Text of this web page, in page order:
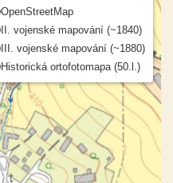
OpenStreetMap
II. vojenské mapování (~1840)
III. vojenské mapování (~1880)
Historická ortofotomapa (50.l.)